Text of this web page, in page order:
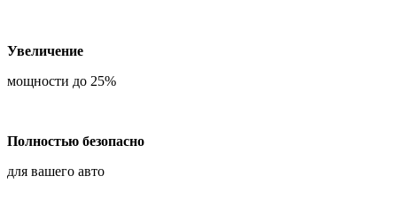
Увеличение
мощности до 25%
Полностью безопасно
для вашего авто